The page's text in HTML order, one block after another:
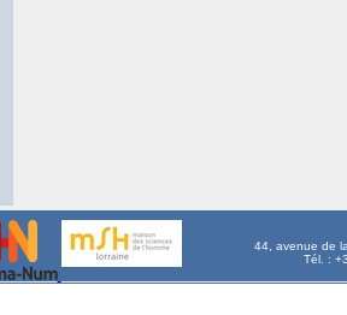
44, avenue de
Tél. :